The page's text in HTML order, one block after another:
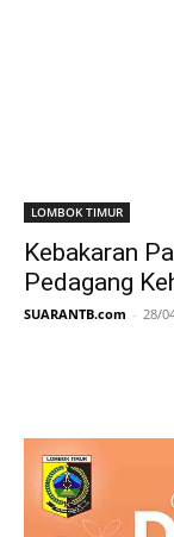
LOMBOK TIMUR
Kebakaran
Pedagang
SUARANTB.com - 28/